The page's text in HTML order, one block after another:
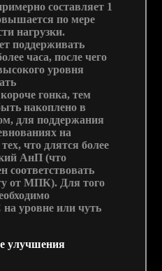
составляет 1
по мере
нагрузки.
поддерживать
часа, после чего
уровня
гонка, тем
накоплено в
для поддержания
на
что длятся более
АнП (что
соответствовать
от МПК). Для того
уровне или чуть
улучшения